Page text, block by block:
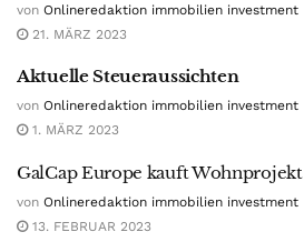
von Onlineredaktion immobilien investment
21. MÄRZ 2023
Aktuelle Steueraussichten
von Onlineredaktion immobilien investment
1. MÄRZ 2023
GalCap Europe kauft Wohnprojekt
von Onlineredaktion immobilien investment
13. FEBRUAR 2023